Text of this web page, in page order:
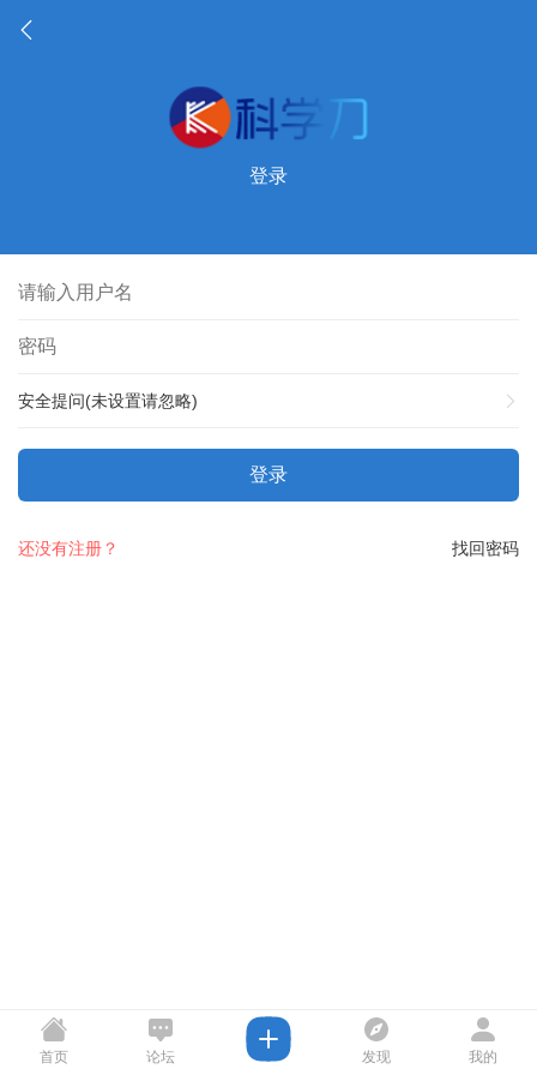
登录
安全提问(未设置请忽略)
登录
找回密码
还没有注册？
首页 论坛 发现 我的